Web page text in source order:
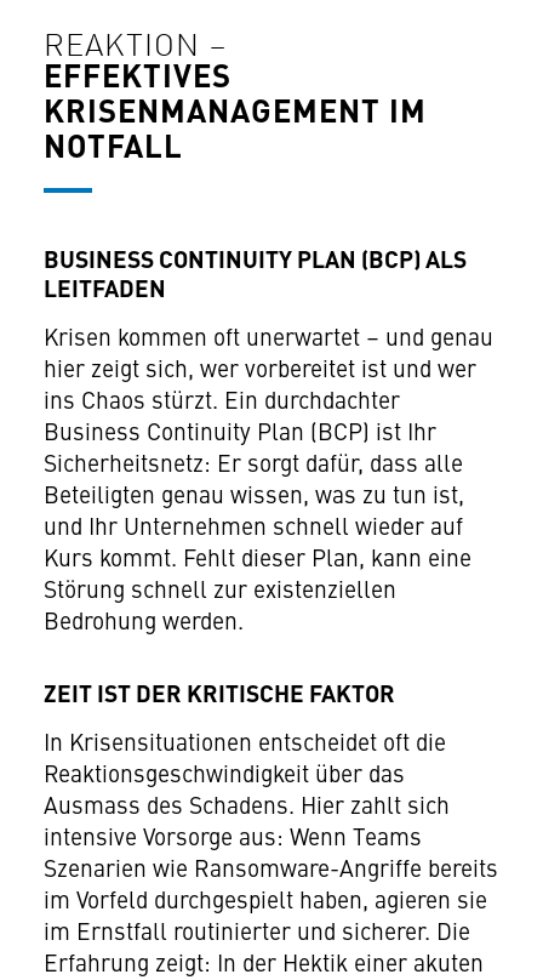
REAKTION –
EFFEKTIVES
KRISENMANAGEMENT IM
NOTFALL
BUSINESS CONTINUITY PLAN (BCP) ALS
LEITFADEN
Krisen kommen oft unerwartet – und genau
hier zeigt sich, wer vorbereitet ist und wer
ins Chaos stürzt. Ein durchdachter
Business Continuity Plan (BCP) ist Ihr
Sicherheitsnetz: Er sorgt dafür, dass alle
Beteiligten genau wissen, was zu tun ist,
und Ihr Unternehmen schnell wieder auf
Kurs kommt. Fehlt dieser Plan, kann eine
Störung schnell zur existenziellen
Bedrohung werden.
ZEIT IST DER KRITISCHE FAKTOR
In Krisensituationen entscheidet oft die
Reaktionsgeschwindigkeit über das
Ausmass des Schadens. Hier zahlt sich
intensive Vorsorge aus: Wenn Teams
Szenarien wie Ransomware-Angriffe bereits
im Vorfeld durchgespielt haben, agieren sie
im Ernstfall routinierter und sicherer. Die
Erfahrung zeigt: In der Hektik einer akuten